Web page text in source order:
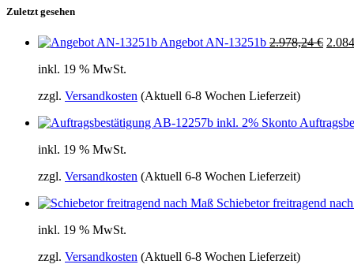
Zuletzt gesehen
Angebot AN-13251b Ursprünglicher
2.978,24€
inkl. 19 % MwSt.
zzgl. Versandkosten (Aktuell 6-8 Wochen Lieferzeit)
inkl. 19 % MwSt.
zzgl. Versandkosten (Aktuell 6-8 Wochen Lieferzeit)
Schiebetor freitragend
inkl. 19 % MwSt.
zzgl. Versandkosten (Aktuell 6-8 Wochen Lieferzeit)